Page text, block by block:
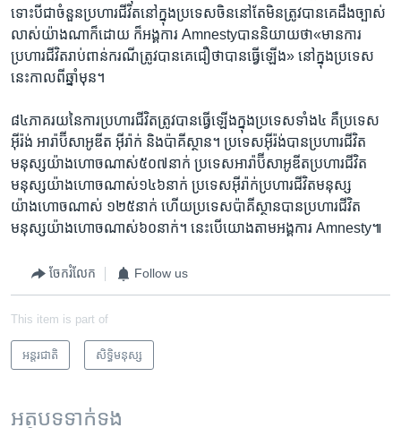
ទោះបី​ជា​ចំនួន​ប្រហារជីវិត​នៅក្នុង​ប្រទេសចិន​នៅ​តែ​មិន​ត្រូវ​បាន​គេ​ដឹង​ច្បាស់
លាស់​យ៉ាងណា​ក៏ដោយ​ ក៏​អង្គការ Amnestyបាន​និយាយ​ថា«មាន​ការ​
ប្រហារជីវិត​រាប់ពាន់​ករណី​ត្រូវ​បាន​គេ​ជឿ​ថា​បាន​ធ្វើ​ឡើង»​ នៅក្នុង​ប្រទេស​
នេះ​កាល​ពី​ឆ្នាំមុន។
៨៤ភាគរយនៃ​ការ​ប្រហារជីវិត​ត្រូវ​បាន​ធ្វើឡើង​ក្នុង​ប្រទេស​ទាំង៤ គឺ​ប្រទេស
អ៊ីរ៉ង់ អារ៉ាប៊ីសាអូឌីត​ អ៊ីរ៉ាក់​ និង​ប៉ាគីស្ថាន។ ប្រទេស​អ៊ីរ៉ង់​បាន​ប្រហារ​ជីវិត​
មនុស្ស​យ៉ាង​ហោច​ណាស់៥០៧នាក់​ ប្រទេសអារ៉ាប៊ីសាអូឌីតប្រហារ​ជីវិត​
មនុស្ស​យ៉ាងហោច​ណាស់១៤៦នាក់​ ប្រទេសអ៊ីរ៉ាក់​ប្រហារ​ជីវិត​មនុស្ស​
យ៉ាងហោច​ណាស់ ១២៥នាក់ ហើយ​ប្រទេស​ប៉ាគីស្ថាន​បាន​ប្រហារ​ជីវិត​
មនុស្ស​យ៉ាងហោច​ណាស់៦០នាក់។ នេះ​បើ​យោង​តាមអង្គការ Amnesty៕
ចែករំលែក Follow us
This item is part of
អន្តរជាតិ សិទ្ធិ​មនុស្ស
អត្ថបទ​ទាក់ទង